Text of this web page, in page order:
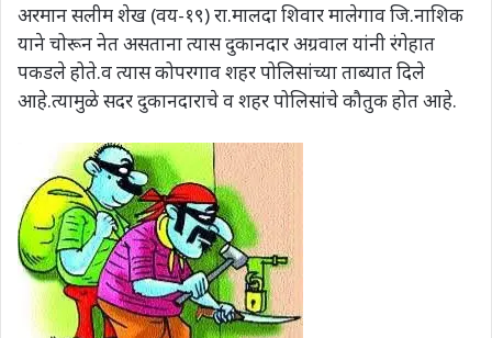
अरमान सलीम शेख (वय-१९) रा.मालदा शिवार मालेगाव जि.नाशिक
याने चोरून नेत असताना त्यास दुकानदार अग्रवाल यांनी रंगेहात
पकडले होते.व त्यास कोपरगाव शहर पोलिसांच्या ताब्यात दिले
आहे.त्यामुळे सदर दुकानदाराचे व शहर पोलिसांचे कौतुक होत आहे.